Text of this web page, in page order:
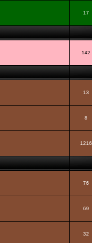
17
142
13
8
1216
76
69
32